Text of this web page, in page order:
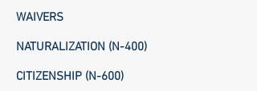
WAIVERS
NATURALIZATION (N-400)
CITIZENSHIP (N-600)